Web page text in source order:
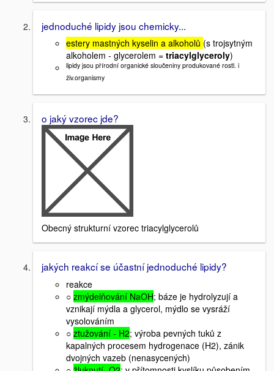
jednoduché lipidy jsou chemicky...
estery mastných kyselin a alkoholů (s trojsytným
alkoholem - glycerolem = triacylglyceroly)
lipidy jsou přírodní organické sloučeniny produkované rostl. i
živ.organismy
o jaký vzorec jde?
Obecný strukturní vzorec triacylglycerolů
jakých reakcí se účastní jednoduché lipidy?
reakce
○ zmýdelňování NaOH; báze je hydrolyzují a
vznikají mýdla a glycerol, mýdlo se vysráží
vysolováním
○ ztužování - H2; výroba pevných tuků z
kapalných procesem hydrogenace (H2), zánik
dvojných vazeb (nenasycených)